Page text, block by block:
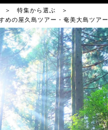
特集から選ぶ
めの屋久島ツアー・奄美大島ツアー